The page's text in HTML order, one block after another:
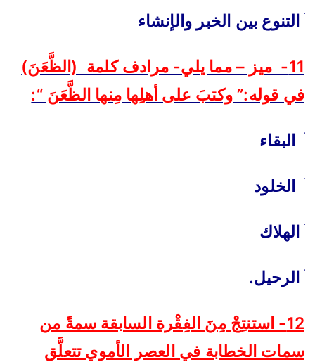
التنوع بين الخبر والإنشاء
11- ميز – مما يلي- مرادف كلمة (الظَّعَنَ)
في قوله:” وكتبَ على أهلِها مِنها الظَّعَنَ “:
البقاء
الخلود
الهلاك
الرحيل.
12- استنتِجْ مِنَ الفِقْرة السابقة سمةً من
سمات الخطابة في العصر الأموي تتعلَّق